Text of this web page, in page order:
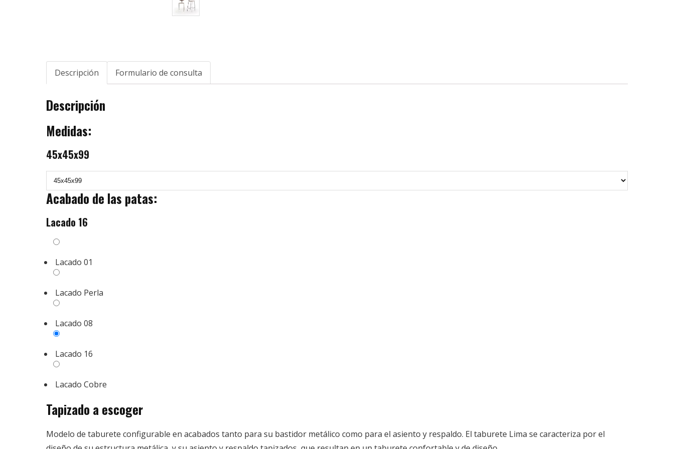
Descripción Formulario de consulta
Descripción
Medidas:
45x45x99
Acabado de las patas:
Lacado 16
Lacado
01
Lacado 01
Lacado
Perla
Lacado Perla
Lacado
08
Lacado 08
Lacado
16
Lacado 16
Lacado
Lacado Cobre
Tapizado a escoger
Modelo de taburete configurable en acabados tanto para su bastidor metálico como para el asiento y respaldo. El taburete Lima se caracteriza por el